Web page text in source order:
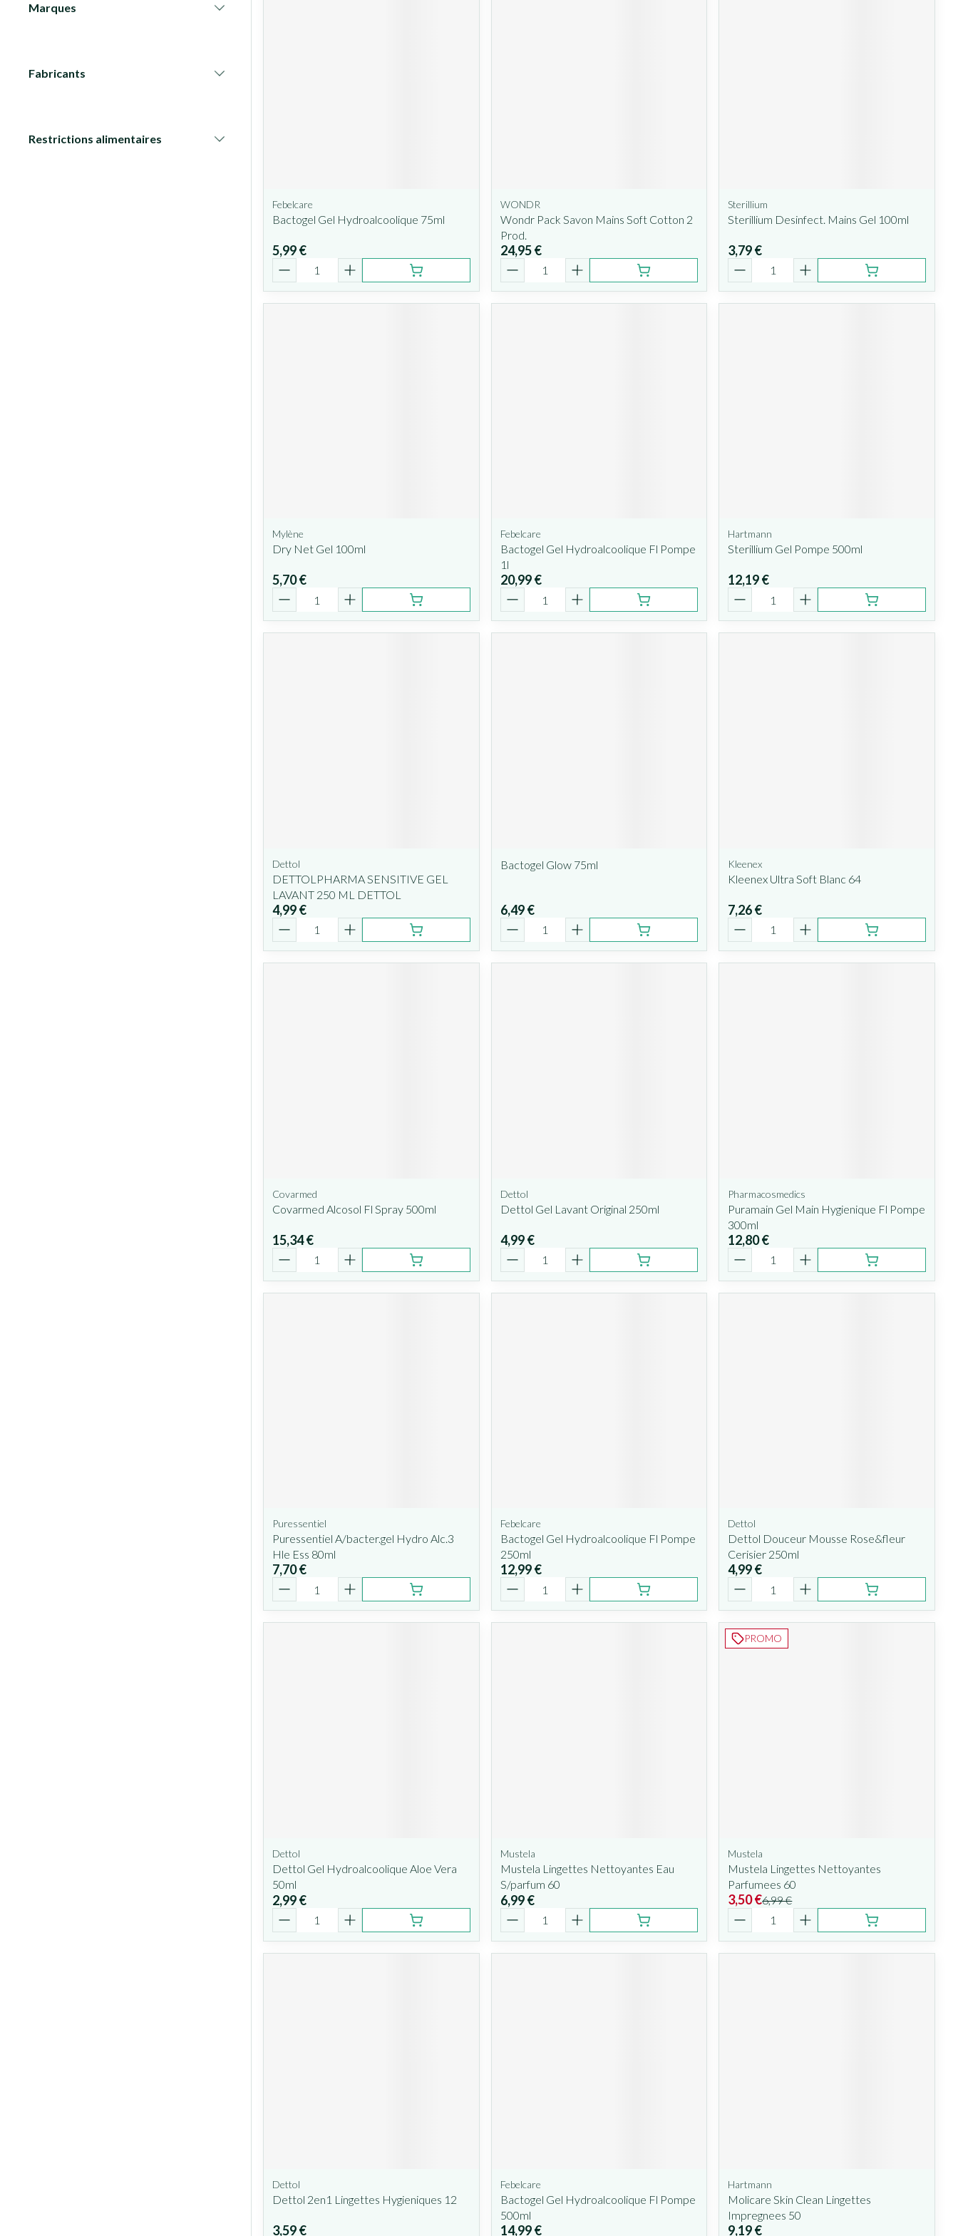
Marques
Fabricants
Restrictions alimentaires
Febelcare
Bactogel Gel Hydroalcoolique 75ml
5,99 €
Quantité
WONDR
Wondr Pack Savon Mains Soft Cotton 2
Prod.
24,95 €
Quantité
Sterillium
Sterillium Desinfect. Mains Gel 100ml
3,79 €
Quantité
Mylène
Dry Net Gel 100ml
5,70 €
Quantité
Febelcare
Bactogel Gel Hydroalcoolique Fl Pompe
1l
20,99 €
Quantité
Hartmann
Sterillium Gel Pompe 500ml
12,19 €
Quantité
Dettol
DETTOLPHARMA SENSITIVE GEL
LAVANT 250 ML DETTOL
4,99 €
Quantité
Bactogel Glow 75ml
6,49 €
Quantité
Kleenex
Kleenex Ultra Soft Blanc 64
7,26 €
Quantité
Covarmed
Covarmed Alcosol Fl Spray 500ml
15,34 €
Quantité
Dettol
Dettol Gel Lavant Original 250ml
4,99 €
Quantité
Pharmacosmedics
Puramain Gel Main Hygienique Fl Pompe
300ml
12,80 €
Quantité
Puressentiel
Puressentiel A/bacter.gel Hydro Alc.3
Hle Ess 80ml
7,70 €
Quantité
Febelcare
Bactogel Gel Hydroalcoolique Fl Pompe
250ml
12,99 €
Quantité
Dettol
Dettol Douceur Mousse Rose&fleur
Cerisier 250ml
4,99 €
Quantité
Dettol
Dettol Gel Hydroalcoolique Aloe Vera
50ml
2,99 €
Quantité
Mustela
Mustela Lingettes Nettoyantes Eau
S/parfum 60
6,99 €
Quantité
PROMO
Mustela
Mustela Lingettes Nettoyantes
Parfumees 60
6,99 €
3,50 €
Quantité
Dettol
Dettol 2en1 Lingettes Hygieniques 12
3,59 €
Febelcare
Bactogel Gel Hydroalcoolique Fl Pompe
500ml
14,99 €
Hartmann
Molicare Skin Clean Lingettes
Impregnees 50
9,19 €